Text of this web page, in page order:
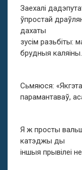
Заехалі
ўпростай
дахаты
зусім разьбіты:
брудныя каляіны.
Сьмяюся:
парамантаваў,
Я ж просты
катэджы ды
іншыя прывілеі